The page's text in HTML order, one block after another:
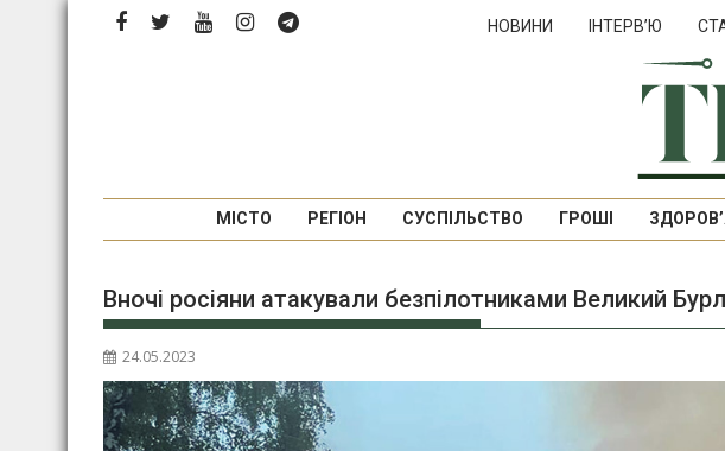
Перейти
НОВИНИ ІНТЕРВ’Ю
МІСТО РЕГІОН СУСПІЛЬСТВО ГРОШІ
Вночі росіяни атакували безпілотниками Великий
24.05.2023